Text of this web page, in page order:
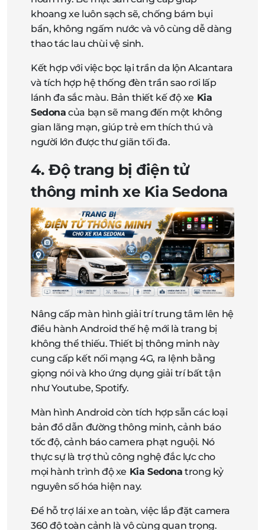
khoang xe luôn sạch sẽ, chống bám bụi
bẩn, không ngấm nước và vô cùng dễ dàng
thao tác lau chùi vệ sinh.
Kết hợp với việc bọc lại trần da lộn Alcantara
và tích hợp hệ thống đèn trần sao rơi lấp
lánh đa sắc màu. Bản thiết kế độ xe Kia
Sedona của bạn sẽ mang đến một không
gian lãng mạn, giúp trẻ em thích thú và
người lớn được thư giãn tối đa.
4. Độ trang bị điện tử
thông minh xe Kia Sedona
Nâng cấp màn hình giải trí trung tâm lên hệ
điều hành Android thế hệ mới là trang bị
không thể thiếu. Thiết bị thông minh này
cung cấp kết nối mạng 4G, ra lệnh bằng
giọng nói và kho ứng dụng giải trí bất tận
như Youtube, Spotify.
Màn hình Android còn tích hợp sẵn các loại
bản đồ dẫn đường thông minh, cảnh báo
tốc độ, cảnh báo camera phạt nguội. Nó
thực sự là trợ thủ công nghệ đắc lực cho
mọi hành trình độ xe Kia Sedona trong kỷ
nguyên số hóa hiện nay.
Để hỗ trợ lái xe an toàn, việc lắp đặt camera
360 độ toàn cảnh là vô cùng quan trọng.